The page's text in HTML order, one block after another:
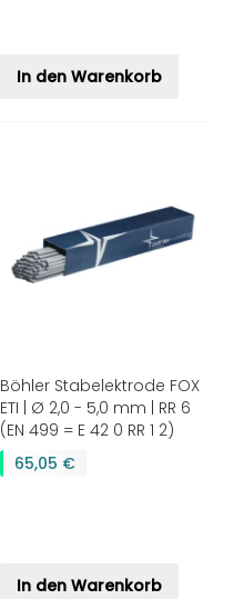
In den Warenkorb
Böhler Stabelektrode FOX
ETI | Ø 2,0 - 5,0 mm | RR 6
(EN 499 = E 42 0 RR 1 2)
65,05 €
In den Warenkorb